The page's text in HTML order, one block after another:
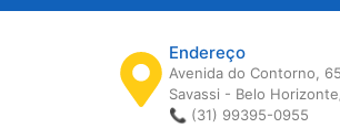
Endereço
Avenida do Contorno,
Savassi - Belo
📞 (31) 99395-0955